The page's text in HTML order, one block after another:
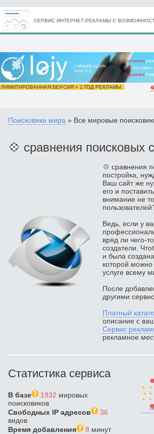
СЕРВИС ИНТЕРНЕТ-РЕКЛАМЫ С
ЛИМИТИРОВАННАЯ ВЕРСИЯ + 1 ГОД РЕКЛАМЫ
Поисковики мира » Все мировые
💠 сравнения поисковых
💠 сравнения
постройка,
Ваш сайт же
его и
внимание не
Ведь, если у
вряд ли чего-
создатели.
и была
которой можно
услуге всему
После
другими
Платный
описание с
Сервис
рекламное
Статистика сервиса
В базе 1932 мировых
поисковиков
Свободных IP адресов
36
видов
Время добавления
8 минут